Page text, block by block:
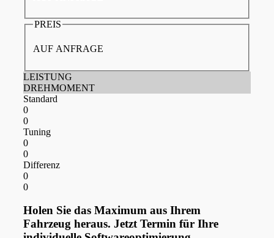
PREIS
AUF ANFRAGE
LEISTUNG
DREHMOMENT
Standard
0
0
Tuning
0
0
Differenz
0
0
Holen Sie das Maximum aus Ihrem
Fahrzeug heraus. Jetzt Termin für Ihre